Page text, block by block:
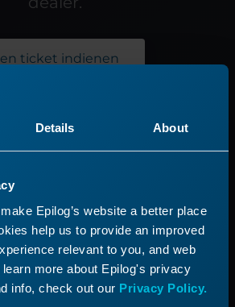
Details About
Epilog’s website a better place
help us to provide an improved
relevant to you, and web
more about Epilog's privacy
info, check out our Privacy Policy.
ticket indienen
Ondersteuning